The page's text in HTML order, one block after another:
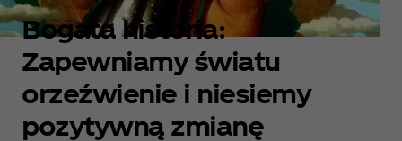
Bogata historia:
Zapewniamy światu
orzeźwienie i niesiemy
pozytywną zmianę